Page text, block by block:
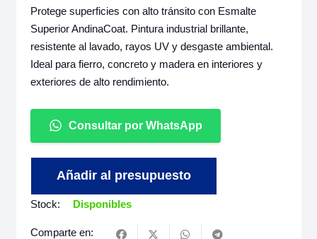
Protege superficies con alto tránsito con Esmalte
Superior AndinaCoat. Pintura industrial brillante,
resistente al lavado, rayos UV y desgaste ambiental.
Ideal para fierro, concreto y madera en interiores y
exteriores de alto rendimiento.
Consultar por WhatsApp
Añadir al presupuesto
Stock: Disponibles
Comparte en: